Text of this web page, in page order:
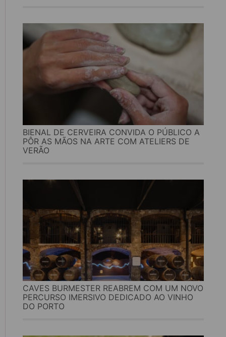
BIENAL DE CERVEIRA CONVIDA O PÚBLICO A
PÔR AS MÃOS NA ARTE COM ATELIERS DE
VERÃO
CAVES BURMESTER REABREM COM UM NOVO
PERCURSO IMERSIVO DEDICADO AO VINHO
DO PORTO